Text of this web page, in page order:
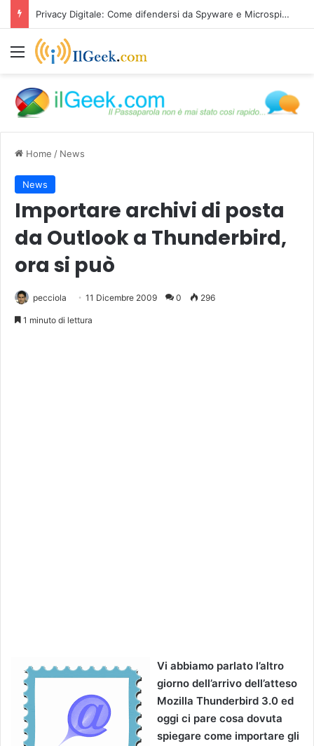
Privacy Digitale: Come difendersi da Spyware e Microspie di Nuova Generazione
Menu
Home / News
News
Importare archivi di posta
da Outlook a Thunderbird,
ora si può
pecciola 11 Dicembre 2009 0 296
1 minuto di lettura
Vi abbiamo parlato l’altro
giorno dell’arrivo dell’atteso
Mozilla Thunderbird 3.0 ed
oggi ci pare cosa dovuta
spiegare come importare gli